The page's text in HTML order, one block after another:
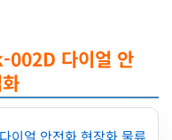
002D 다이얼 안